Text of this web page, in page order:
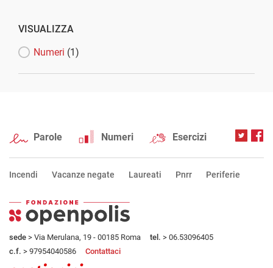
VISUALIZZA
Numeri (1)
Parole Numeri Esercizi
Incendi Vacanze negate Laureati Pnrr Periferie
sede > Via Merulana, 19 - 00185 Roma tel. > 06.53096405
c.f. > 97954040586 Contattaci